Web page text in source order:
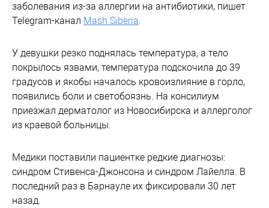
заболевания из-за аллергии на антибиотики, пишет
Telegram-канал Mash Siberia.
У девушки резко поднялась температура, а тело
покрылось язвами, температура подскочила до 39
градусов и якобы началось кровоизлияние в горло,
появились боли и светобоязнь. На консилиум
приезжал дерматолог из Новосибирска и аллерголог
из краевой больницы.
Медики поставили пациентке редкие диагнозы:
синдром Стивенса-Джонсона и синдром Лайелла. В
последний раз в Барнауле их фиксировали 30 лет
назад.